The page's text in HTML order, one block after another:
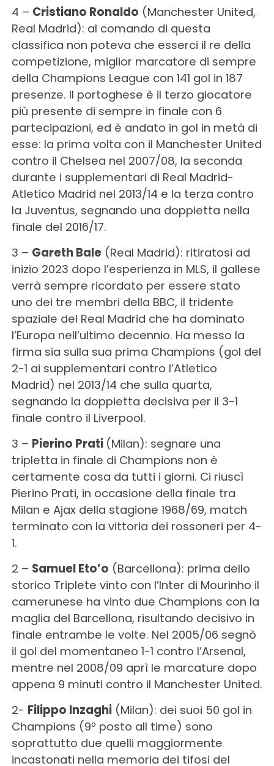
4 – Cristiano Ronaldo (Manchester United,
Real Madrid): al comando di questa
classifica non poteva che esserci il re della
competizione, miglior marcatore di sempre
della Champions League con 141 gol in 187
presenze. Il portoghese è il terzo giocatore
più presente di sempre in finale con 6
partecipazioni, ed è andato in gol in metà di
esse: la prima volta con il Manchester United
contro il Chelsea nel 2007/08, la seconda
durante i supplementari di Real Madrid-
Atletico Madrid nel 2013/14 e la terza contro
la Juventus, segnando una doppietta nella
finale del 2016/17.
3 – Gareth Bale(Real Madrid): ritiratosi ad
inizio 2023 dopo l’esperienza in MLS, il gallese
verrà sempre ricordato per essere stato
uno dei tre membri della BBC, il tridente
spaziale del Real Madrid che ha dominato
l’Europa nell’ultimo decennio. Ha messo la
firma sia sulla sua prima Champions (gol del
2-1 ai supplementari contro l’Atletico
Madrid) nel 2013/14 che sulla quarta,
segnando la doppietta decisiva per il 3-1
finale contro il Liverpool.
3 – Pierino Prati (Milan): segnare una
tripletta in finale di Champions non è
certamente cosa da tutti i giorni. Ci riuscì
Pierino Prati, in occasione della finale tra
Milan e Ajax della stagione 1968/69, match
terminato con la vittoria dei rossoneri per 4-
1.
2 – Samuel Eto’o (Barcellona): prima dello
storico Triplete vinto con l’Inter di Mourinho il
camerunese ha vinto due Champions con la
maglia del Barcellona, risultando decisivo in
finale entrambe le volte. Nel 2005/06 segnò
il gol del momentaneo 1-1 contro l’Arsenal,
mentre nel 2008/09 aprì le marcature dopo
appena 9 minuti contro il Manchester United.
2- Filippo Inzaghi(Milan): dei suoi 50 gol in
Champions (9º posto all time) sono
soprattutto due quelli maggiormente
incastonati nella memoria dei tifosi del